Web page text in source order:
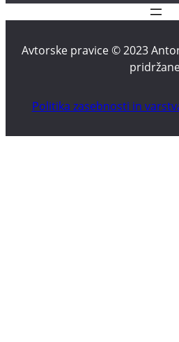
Avtorske pravice © 2023
Politika zasebnosti in